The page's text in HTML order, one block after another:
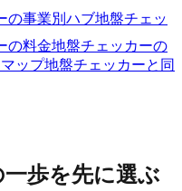
の事業別ハブ地盤チェッ
の料金地盤チェッカーの
ップ地盤チェッカーと同
歩を先に選ぶ